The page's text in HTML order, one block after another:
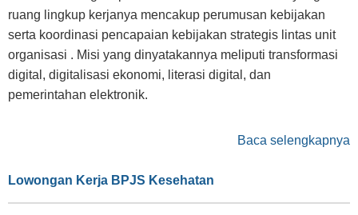
ruang lingkup kerjanya mencakup perumusan kebijakan
serta koordinasi pencapaian kebijakan strategis lintas unit
organisasi . Misi yang dinyatakannya meliputi transformasi
digital, digitalisasi ekonomi, literasi digital, dan
pemerintahan elektronik.
Baca selengkapnya
Lowongan Kerja BPJS Kesehatan